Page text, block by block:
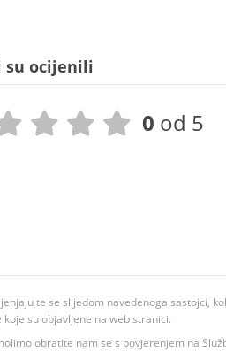
su ocijenili
0 od 5
te se slijedom navedenoga sastojci,
su objavljene na web stranici.
obratite nam se s povjerenjem na